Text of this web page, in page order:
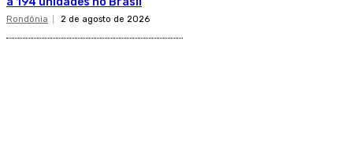
Rondônia 2 de agosto de 2026